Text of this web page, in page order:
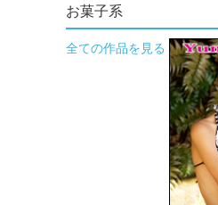
お菓子系
全ての作品を見る